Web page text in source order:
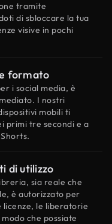
tramite
di sbloccare la tua
visive in pochi
formato
i social media, è
I nostri
mobili ti
primi tre secondi e a
di utilizzo
sia reale che
è autorizzato per
licenze, le liberatorie
che possiate